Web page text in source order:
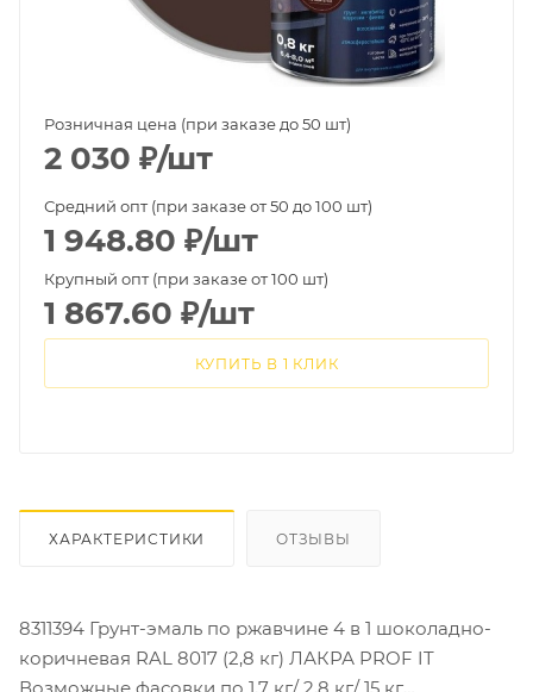
Розничная цена (при заказе до 50 шт)
2 030 ₽/шт
Средний опт (при заказе от 50 до 100 шт)
1 948.80 ₽/шт
Крупный опт (при заказе от 100 шт)
1 867.60 ₽/шт
КУПИТЬ В 1 КЛИК
ХАРАКТЕРИСТИКИ ОТЗЫВЫ
8311394 Грунт-эмаль по ржавчине 4 в 1 шоколадно-
коричневая RAL 8017 (2,8 кг) ЛАКРА PROF IT